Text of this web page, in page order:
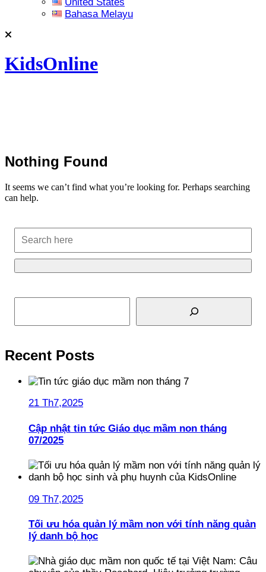
Bahasa Melayu
KidsOnline
Nothing Found
It seems we can’t find what you’re looking for. Perhaps searching
can help.
Tìm kiếm
Recent Posts
21 Th7,2025
Cập nhật tin tức Giáo dục mầm non tháng
07/2025
09 Th7,2025
Tối ưu hóa quản lý mầm non với tính năng quản
lý danh bộ học